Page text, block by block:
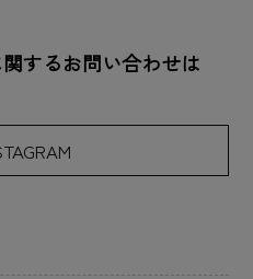
するお問い合わせは